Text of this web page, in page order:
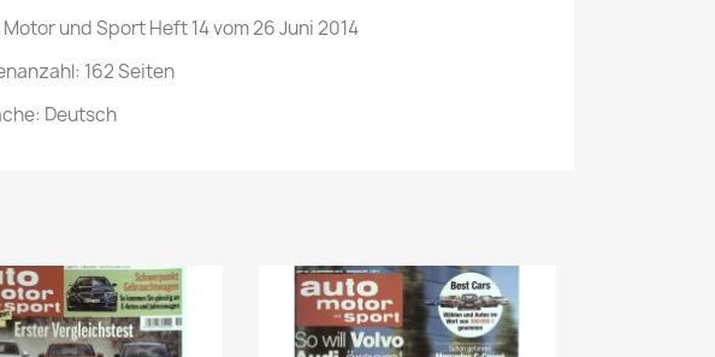
und Sport Heft 14 vom 26 Juni 2014
162 Seiten
Deutsch